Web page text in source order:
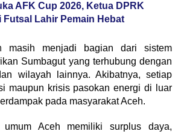
AFK Cup 2026, Ketua DPRK
Futsal Lahir Pemain Hebat
masih menjadi bagian dari sistem
Sumbagut yang terhubung dengan
wilayah lainnya. Akibatnya, setiap
maupun krisis pasokan energi di luar
pada masyarakat Aceh.
umum Aceh memiliki surplus daya,